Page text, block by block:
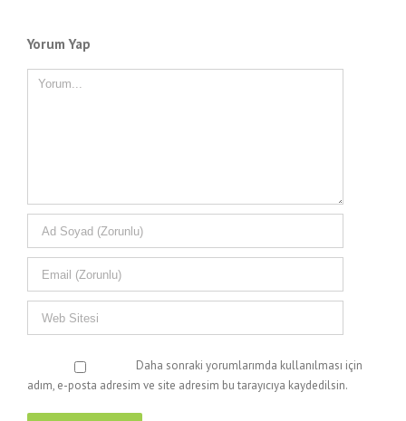
Yorum Yap
Yorum
Daha sonraki yorumlarımda kullanılması için
adım, e-posta adresim ve site adresim bu tarayıcıya kaydedilsin.